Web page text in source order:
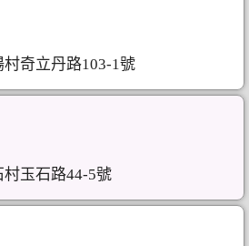
奇立丹路103-1號
玉石路44-5號